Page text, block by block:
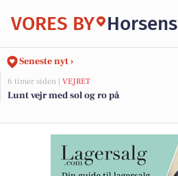
VORES BY Horsens
Seneste nyt ›
6 timer siden | VEJRET
Lunt vejr med sol og ro på